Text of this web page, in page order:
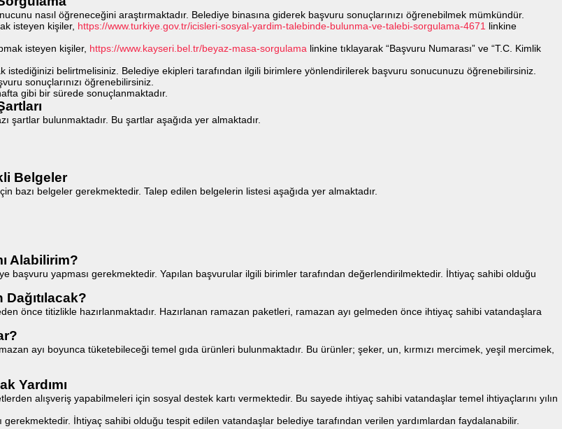
nasıl öğreneceğini araştırmaktadır. Belediye binasına giderek başvuru sonuçlarınızı öğrenebilmek mümkündür.
isteyen kişiler, https://www.turkiye.gov.tr/icisleri-sosyal-yardim-talebinde-bulunma-ve-talebi-sorgulama-4671 linkine
isteyen kişiler, https://www.kayseri.bel.tr/beyaz-masa-sorgulama linkine tıklayarak “Başvuru Numarası” ve “T.C. Kimlik
istediğinizi belirtmelisiniz. Belediye ekipleri tarafından ilgili birimlere yönlendirilerek başvuru sonucunuzu öğrenebilirsiniz.
sonuçlarınızı öğrenebilirsiniz.
gibi bir sürede sonuçlanmaktadır.
şartlar bulunmaktadır. Bu şartlar aşağıda yer almaktadır.
Belgeler
bazı belgeler gerekmektedir. Talep edilen belgelerin listesi aşağıda yer almaktadır.
Alabilirim?
başvuru yapması gerekmektedir. Yapılan başvurular ilgili birimler tarafından değerlendirilmektedir. İhtiyaç sahibi olduğu
önce titizlikle hazırlanmaktadır. Hazırlanan ramazan paketleri, ramazan ayı gelmeden önce ihtiyaç sahibi vatandaşlara
ayı boyunca tüketebileceği temel gıda ürünleri bulunmaktadır. Bu ürünler; şeker, un, kırmızı mercimek, yeşil mercimek,
Yardımı
alışveriş yapabilmeleri için sosyal destek kartı vermektedir. Bu sayede ihtiyaç sahibi vatandaşlar temel ihtiyaçlarını yılın
İhtiyaç sahibi olduğu tespit edilen vatandaşlar belediye tarafından verilen yardımlardan faydalanabilir.